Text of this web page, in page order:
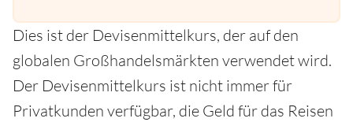
Dies ist der Devisenmittelkurs, der auf den
globalen Großhandelsmärkten verwendet wird.
Der Devisenmittelkurs ist nicht immer für
Privatkunden verfügbar, die Geld für das Reisen